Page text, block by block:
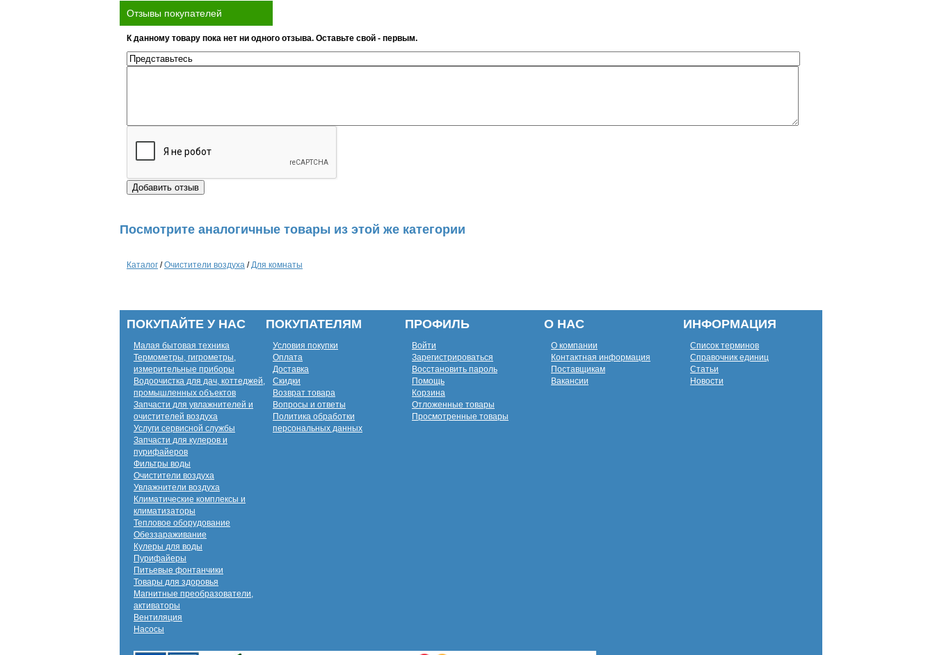
Отзывы покупателей
К данному товару пока нет ни одного отзыва. Оставьте свой - первым.
Посмотрите аналогичные товары из этой же категории
Каталог /Очистители воздуха /Для комнаты
ПОКУПАЙТЕ У НАС
Малая бытовая техника
Термометры, гигрометры,
измерительные приборы
Водоочистка для дач, коттеджей,
промышленных объектов
Запчасти для увлажнителей и
очистителей воздуха
Услуги сервисной службы
Запчасти для кулеров и
пурифайеров
Фильтры воды
Очистители воздуха
Увлажнители воздуха
Климатические комплексы и
климатизаторы
Тепловое оборудование
Обеззараживание
Кулеры для воды
Пурифайеры
Питьевые фонтанчики
Товары для здоровья
Магнитные преобразователи,
активаторы
Вентиляция
Насосы
ПОКУПАТЕЛЯМ
Условия покупки
Оплата
Доставка
Скидки
Возврат товара
Вопросы и ответы
Политика обработки
персональных данных
ПРОФИЛЬ
Войти
Зарегистрироваться
Восстановить пароль
Помощь
Корзина
Отложенные товары
Просмотренные товары
О НАС
О компании
Контактная информация
Поставщикам
Вакансии
ИНФОРМАЦИЯ
Список терминов
Справочник единиц
Статьи
Новости